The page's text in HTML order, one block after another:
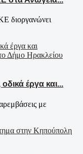
διοργανώνει
έργα και...
με